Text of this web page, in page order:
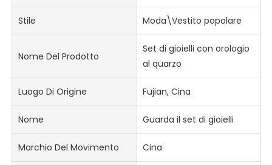
Stile Moda\Vestito popolare
Nome Del Prodotto
Set di gioielli con orologio
al quarzo
Luogo Di Origine Fujian, Cina
Nome Guarda il set di gioielli
Marchio Del Movimento Cina